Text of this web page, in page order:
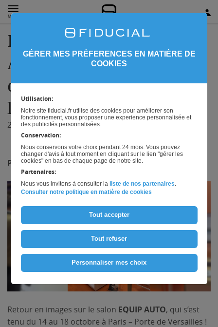
MENU
FIDUCIAL au salon EQUIP
AUTO 2025 : des solutions
dédiées aux pros de
l’automobile
21/10/2025
PAROLE D'EXPERT
Retour en images sur le salon EQUIP AUTO, qui s’est
tenu du 14 au 18 octobre à Paris – Porte de Versailles !
GÉRER MES PRÉFERENCES EN MATIÈRE DE
COOKIES
Utilisation:
Notre site fiducial.fr utilise des cookies pour améliorer son
fonctionnement, vous proposer une experience personnalisée et
des publicités personnalisées.
Conservation:
Nous conservons votre choix pendant 24 mois. Vous pouvez
changer d'avis à tout moment en cliquant sur le lien "gérer les
cookies" en bas de chaque page de notre site.
Partenaires:
Nous vous invitons à consulter la liste de nos partenaires.
Consulter notre politique en matière de cookies
Tout accepter
Tout refuser
Personnaliser mes choix